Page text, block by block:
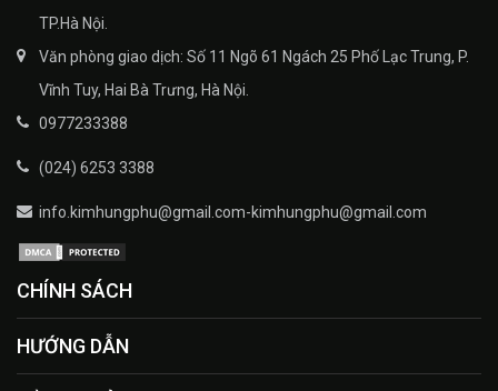
TP.Hà Nội.
Văn phòng giao dịch: Số 11 Ngõ 61 Ngách 25 Phố Lạc Trung, P.
Vĩnh Tuy, Hai Bà Trưng, Hà Nội.
0977233388
(024) 6253 3388
info.kimhungphu@gmail.com-kimhungphu@gmail.com
CHÍNH SÁCH
HƯỚNG DẪN